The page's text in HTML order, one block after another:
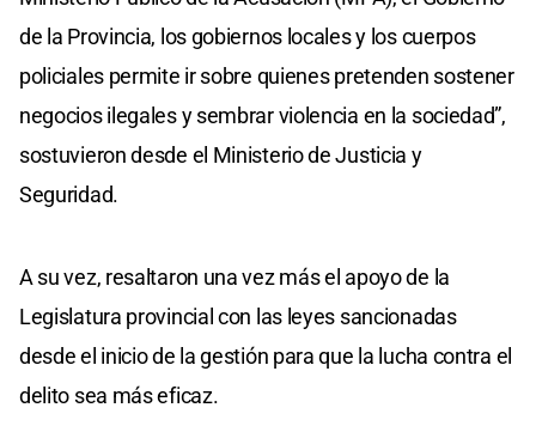
de la Provincia, los gobiernos locales y los cuerpos
policiales permite ir sobre quienes pretenden sostener
negocios ilegales y sembrar violencia en la sociedad”,
sostuvieron desde el Ministerio de Justicia y
Seguridad.
A su vez, resaltaron una vez más el apoyo de la
Legislatura provincial con las leyes sancionadas
desde el inicio de la gestión para que la lucha contra el
delito sea más eficaz.